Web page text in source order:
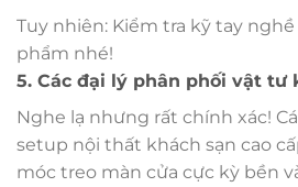
Tuy nhiên: Kiểm tra kỹ tay
phẩm nhé!
5. Các đại lý phân phối vật tư
Nghe lạ nhưng rất chính xác!
setup nội thất khách sạn cao
móc treo màn cửa cực kỳ bền